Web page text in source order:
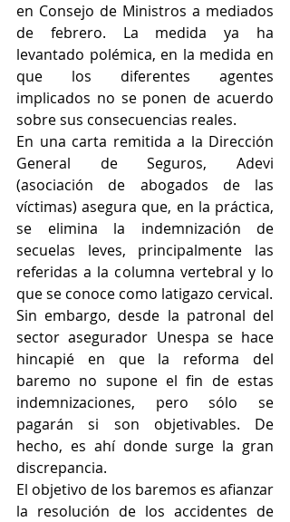
en Consejo de Ministros a mediados
de febrero. La medida ya ha
levantado polémica, en la medida en
que los diferentes agentes
implicados no se ponen de acuerdo
sobre sus consecuencias reales.
En una carta remitida a la Dirección
General de Seguros, Adevi
(asociación de abogados de las
víctimas) asegura que, en la práctica,
se elimina la indemnización de
secuelas leves, principalmente las
referidas a la columna vertebral y lo
Sin embargo, desde la patronal del
sector asegurador Unespa se hace
hincapié en que la reforma del
baremo no supone el fin de estas
indemnizaciones, pero sólo se
pagarán si son objetivables. De
hecho, es ahí donde surge la gran
discrepancia.
El objetivo de los baremos es afianzar
la resolución de los accidentes de